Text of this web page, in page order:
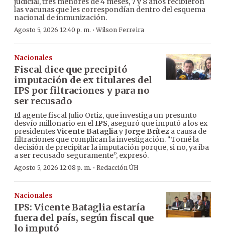
las vacunas que les correspondían dentro del esquema
nacional de inmunización.
Agosto 5, 2026 12:40 p. m. ·Wilson Ferreira
Nacionales
Fiscal dice que precipitó
imputación de ex titulares del
IPS por filtraciones y para no
ser recusado
El agente fiscal Julio Ortiz, que investiga un presunto
desvío millonario en elIPS, aseguró que imputó a los ex
presidentesVicente BatagliayJorge Brítez a causa de
filtraciones que complican la investigación. “Tomé la
decisión de precipitar la imputación porque, si no, ya iba
a ser recusado seguramente”, expresó.
Agosto 5, 2026 12:08 p. m. · Redacción ÚH
Nacionales
IPS: Vicente Bataglia estaría
fuera del país, según fiscal que
lo imputó